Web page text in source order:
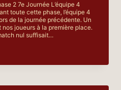
2 7e Journée L’équipe 4
toute cette phase, l’équipe 4
de la journée précédente. Un
joueurs à la première place.
nul suffisait…